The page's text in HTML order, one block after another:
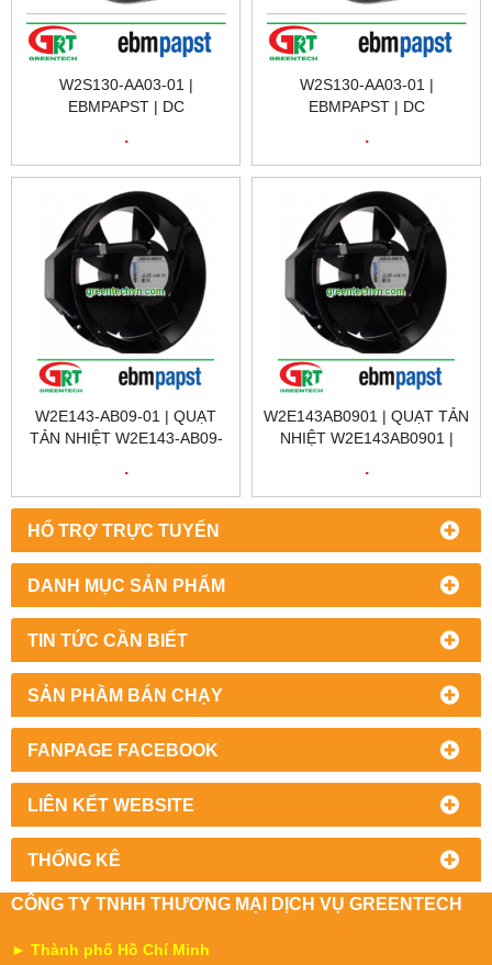
HỔ TRỢ TRỰC TUYẾN
DANH MỤC SẢN PHẨM
TIN TỨC CẦN BIẾT
SẢN PHẦM BÁN CHẠY
FANPAGE FACEBOOK
LIÊN KẾT WEBSITE
THỐNG KÊ
W2S130-AA03-01 |
EBMPAPST | DC
EBMPAPST VIETNAM
W2S130-AA03-01 |
EBMPAPST | DC
EBMPAPST VIETNAM
W2E143-AB09-01 | QUẠT
TẢN NHIỆT W2E143-AB09-
W2E143AB0901 | QUẠT TẢN
NHIỆT W2E143AB0901 |
CÔNG TY TNHH THƯƠNG MẠI DỊCH VỤ GREENTECH
► Thành phố Hồ Chí Minh